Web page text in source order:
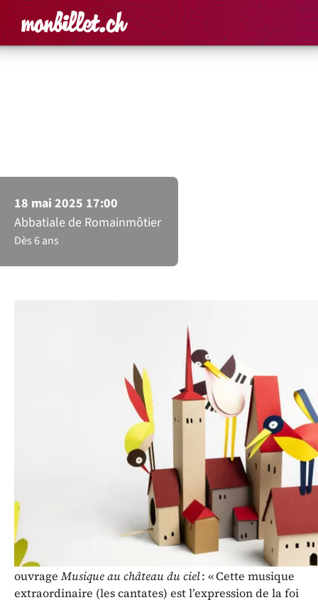
Accueil Rechercher un
Panier
18 mai 2025 17:00
Abbatiale de Romainmôtier
Dès 6 ans
Les Concerts de Romainmôtier
Hommage à J.-S. Bach
avec l’Ensemble d’instruments
anciens Carpe Diem.
Pour cet hommage à Johann Sebastian Bach, des trios
pour orgue et un canon extrait de
L’Art de la fugue ,
transcrits pour flûte à bec, ainsi que des extraits de
cantates et une toccata pour orgue dans leurs
versions originales seront interprétés.
Comme le souligne John Eliot Gardiner dans son
ouvrage Musique au château du ciel: « Cette musique
extraordinaire (les cantates) est l’expression de la foi